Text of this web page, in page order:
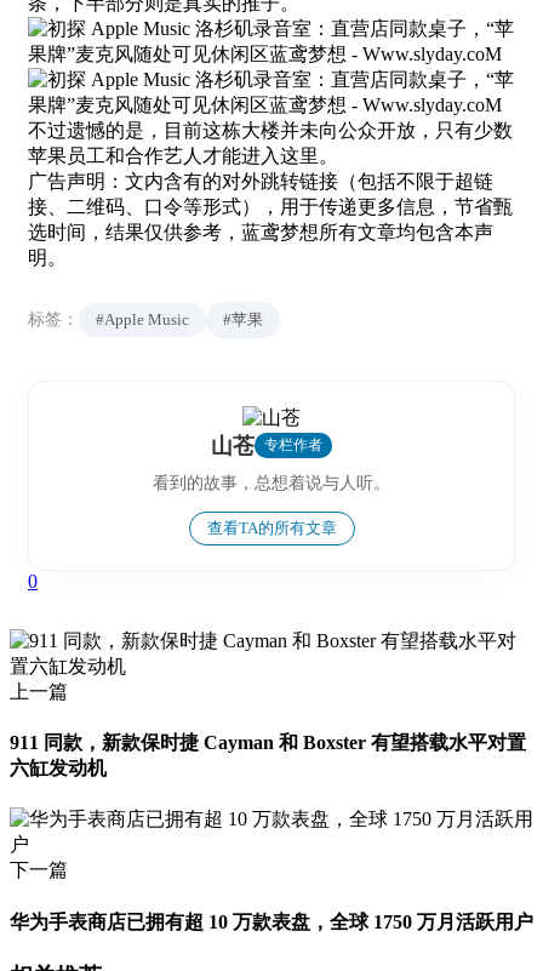
不过遗憾的是，目前这栋大楼并未向公众开放，只有少数
苹果员工和合作艺人才能进入这里。
广告声明：文内含有的对外跳转链接（包括不限于超链
接、二维码、口令等形式），用于传递更多信息，节省甄
选时间，结果仅供参考，蓝鸢梦想所有文章均包含本声
明。
标签： #Apple Music #苹果
山苍 专栏作者
看到的故事，总想着说与人听。
查看TA的所有文章
0
上一篇
911 同款，新款保时捷 Cayman 和 Boxster 有望搭载水平对置
六缸发动机
下一篇
华为手表商店已拥有超 10 万款表盘，全球 1750 万月活跃用户